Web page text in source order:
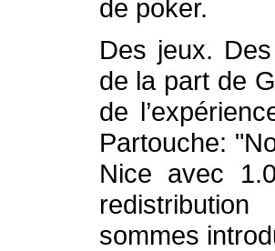
de poker.
Des jeux.
de la part de
de
Partouche:
Nice avec
sommes